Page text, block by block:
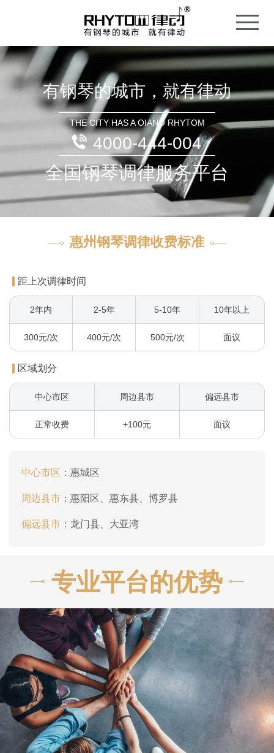
l
e
a
i
g
a
o
n
有钢琴的城市，就有律动
THE CITY HAS A OIANO RHYTOM
4000-444-004
全国钢琴调律服务平台
惠州钢琴调律收费标准
距上次调律时间
2年内 2-5年 5-10年 10年以上
300元/次 400元/次 500元/次 面议
区域划分
中心市区 周边县市 偏远县市
正常收费 +100元 面议
中心市区 ： 惠城区
周边县市 ： 惠阳区、惠东县、博罗县
偏远县市 ： 龙门县、大亚湾
专业平台的优势